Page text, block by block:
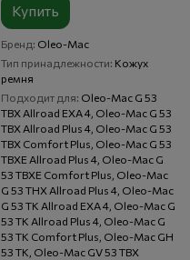
Купить
Бренд Oleo-Mac
Тип принадлежности Кожух
ремня
Подходит для Oleo-Mac G 53
TBX Allroad EXA 4, Oleo-Mac G 53
TBX Allroad Plus 4, Oleo-Mac G 53
TBX Comfort Plus, Oleo-Mac G 53
TBXE Allroad Plus 4, Oleo-Mac G
53 TBXE Comfort Plus, Oleo-Mac
G 53 THX Allroad Plus 4, Oleo-Mac
G 53 TK Allroad EXA 4, Oleo-Mac G
53 TK Allroad Plus 4, Oleo-Mac G
53 TK Comfort Plus, Oleo-Mac GH
53 TK, Oleo-Mac GV 53 TBX